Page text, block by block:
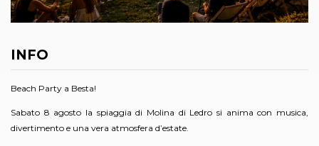
INFO
Beach Party a Besta!
Sabato 8 agosto la spiaggia di Molina di Ledro si anima con musica,
divertimento e una vera atmosfera d’estate.